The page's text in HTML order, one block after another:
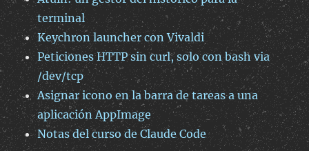
terminal
Keychron launcher con Vivaldi
Peticiones HTTP sin curl, solo con bash via
/dev/tcp
Asignar icono en la barra de tareas a una
aplicación AppImage
Notas del curso de Claude Code